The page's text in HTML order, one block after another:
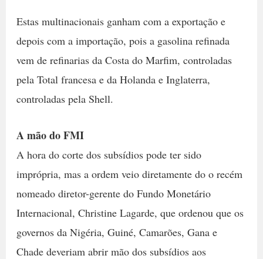
Estas multinacionais ganham com a exportação e
depois com a importação, pois a gasolina refinada
vem de refinarias da Costa do Marfim, controladas
pela Total francesa e da Holanda e Inglaterra,
controladas pela Shell.
A mão do FMI
A hora do corte dos subsídios pode ter sido
imprópria, mas a ordem veio diretamente do o recém
nomeado diretor-gerente do Fundo Monetário
Internacional, Christine Lagarde, que ordenou que os
governos da Nigéria, Guiné, Camarões, Gana e
Chade deveriam abrir mão dos subsídios aos